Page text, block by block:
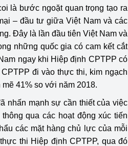
là bước ngoặt quan trọng tạo ra
– đầu tư giữa Việt Nam và các
Đây là lần đầu tiên Việt Nam và
những quốc gia có cam kết cắt
ngay khi Hiệp định CPTPP có
đi vào thực thi, kim ngạch
41% so với năm 2018.
nhấn mạnh sự cần thiết của việc
qua các hoạt động xúc tiến
các mặt hàng chủ lực của mỗi
thi Hiệp định CPTPP, qua đó